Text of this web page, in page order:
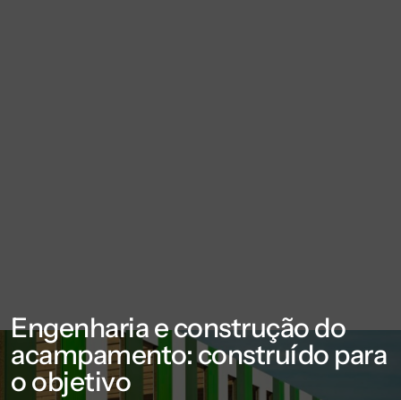
Engenharia e construção do
acampamento: construído para
o objetivo